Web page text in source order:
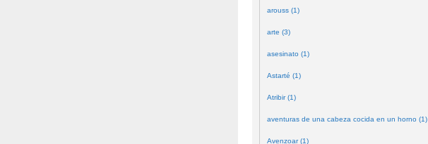
arouss (1)
arte (3)
asesinato (1)
Astarté (1)
Atribir (1)
aventuras de una cabeza cocida en un horno (1)
Avenzoar (1)